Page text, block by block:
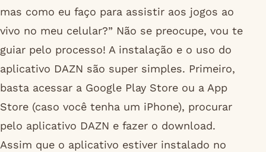
mas como eu faço para assistir aos jogos ao
vivo no meu celular?” Não se preocupe, vou te
guiar pelo processo! A instalação e o uso do
aplicativo DAZN são super simples. Primeiro,
basta acessar a Google Play Store ou a App
Store (caso você tenha um iPhone), procurar
pelo aplicativo DAZN e fazer o download.
Assim que o aplicativo estiver instalado no